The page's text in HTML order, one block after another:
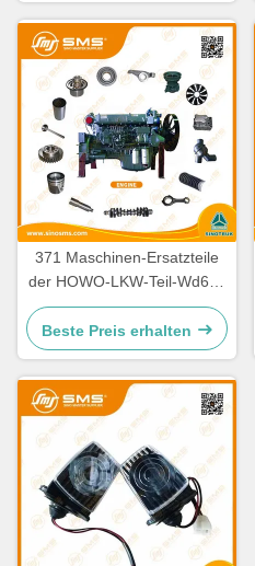
371 Maschinen-Ersatzteile
der HOWO-LKW-Teil-Wd615
336 Maschinen-Ersatzteile
Beste Preis erhalten